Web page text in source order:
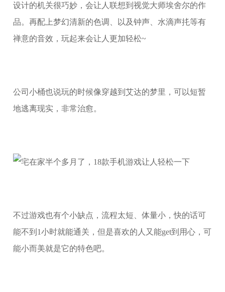
设计的机关很巧妙，会让人联想到视觉大师埃舍尔的作
品。再配上梦幻清新的色调、以及钟声、水滴声扥等有
禅意的音效，玩起来会让人更加轻松~
公司小桶也说玩的时候像穿越到艾达的梦里，可以短暂
地逃离现实，非常治愈。
不过游戏也有个小缺点，流程太短、体量小，快的话可
能不到1小时就能通关，但是喜欢的人又能get到用心，可
能小而美就是它的特色吧。